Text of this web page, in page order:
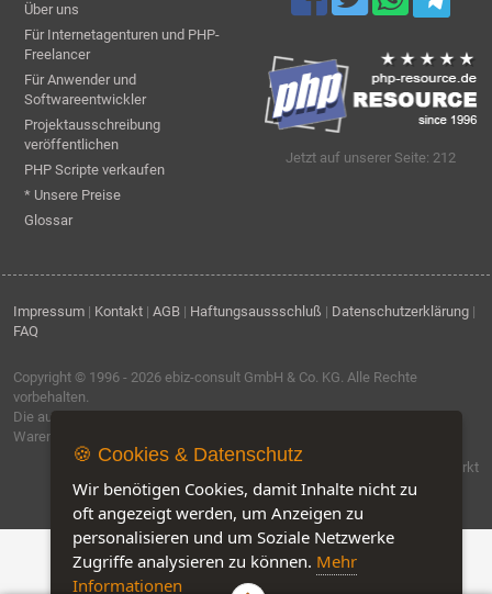
Über uns
Für Internetagenturen und PHP-
Freelancer
Für Anwender und
Softwareentwickler
Projektausschreibung
veröffentlichen
PHP Scripte verkaufen
* Unsere Preise
Glossar
Jetzt auf unserer Seite: 212
Impressum | Kontakt | AGB | Haftungsaussschluß | Datenschutzerklärung |
FAQ
Copyright © 1996 - 2026 ebiz-consult GmbH & Co. KG . Alle Rechte
vorbehalten.
Die auf dieser Seite verwendeten Produktbezeichnungen, Namen und
Warenzeichen sind Eigentum der jeweiligen Firmen.
Software by IQ-Markt
🍪 Cookies & Datenschutz
Wir benötigen Cookies, damit Inhalte nicht zu
oft angezeigt werden, um Anzeigen zu
personalisieren und um Soziale Netzwerke
Zugriffe analysieren zu können. Mehr
Informationen